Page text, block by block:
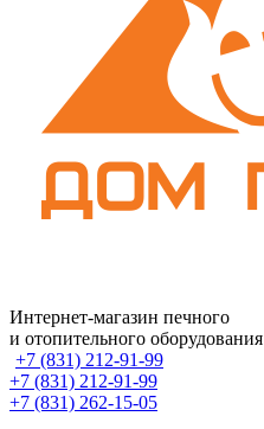
Интернет-магазин печного
и отопительного оборудования
+7 (831) 212-91-99
+7 (831) 212-91-99
+7 (831) 262-15-05